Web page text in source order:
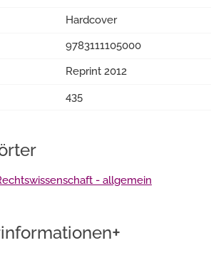
Hardcover
9783111105000
Reprint 2012
435
- allgemein
+